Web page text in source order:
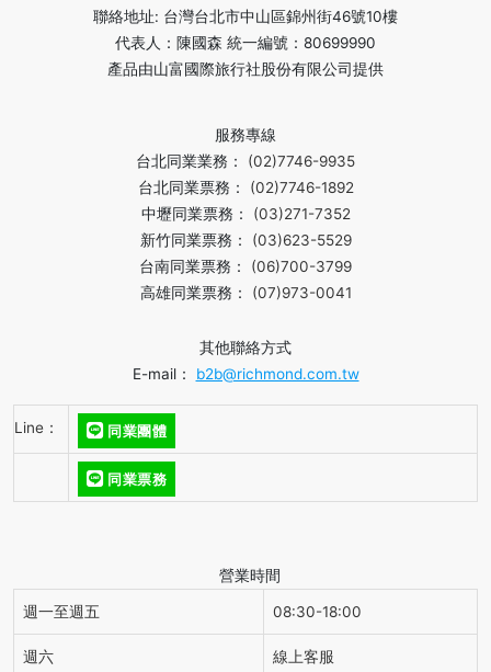
聯絡地址: 台灣台北市中山區錦州街46號10樓
代表人：陳國森 統一編號：80699990
產品由山富國際旅行社股份有限公司提供
服務專線
台北同業業務： (02)7746-9935
台北同業票務： (02)7746-1892
中壢同業票務： (03)271-7352
新竹同業票務： (03)623-5529
台南同業票務： (06)700-3799
高雄同業票務： (07)973-0041
其他聯絡方式
E-mail： b2b@richmond.com.tw
Line： 同業團體
同業票務
營業時間
週一至週五 08:30-18:00
週六 線上客服